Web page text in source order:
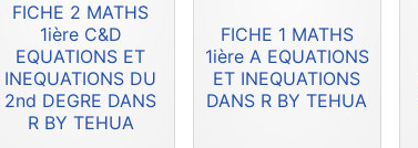
FICHE 2 MATHS
1ière C&D
EQUATIONS ET
INEQUATIONS DU
2nd DEGRE DANS
R BY TEHUA
FICHE 1 MATHS
1ière A EQUATIONS
ET INEQUATIONS
DANS R BY TEHUA